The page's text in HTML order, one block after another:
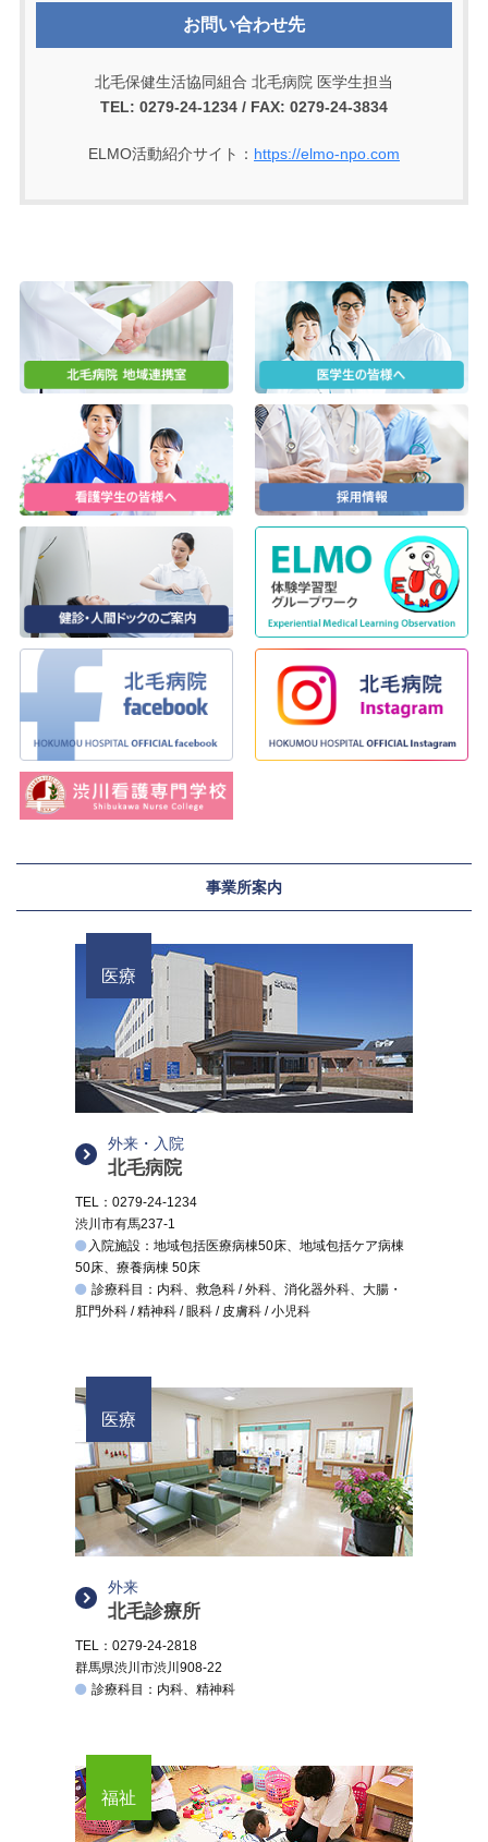
お問い合わせ先
北毛保健生活協同組合 北毛病院 医学生担当
TEL: 0279-24-1234 / FAX: 0279-24-3834
ELMO活動紹介サイト： https://elmo-npo.com
事業所案内
医療
外来・入院
北毛病院
TEL：0279-24-1234
渋川市有馬237-1
入院施設：地域包括医療病棟50床、地域包括ケア病棟
50床、療養病棟 50床
診療科目：内科、救急科 / 外科、消化器外科、大腸・
肛門外科 / 精神科 / 眼科 / 皮膚科 / 小児科
医療
外来
北毛診療所
TEL：0279-24-2818
群馬県渋川市渋川908-22
診療科目：内科、精神科
福祉